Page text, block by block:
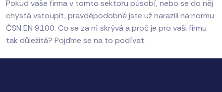
Pokud vaše firma v tomto sektoru působí, nebo se do něj
chystá vstoupit, pravděpodobně jste už narazili na normu
ČSN EN 9100. Co se za ní skrývá a proč je pro vaši firmu
tak důležitá? Pojďme se na to podívat.